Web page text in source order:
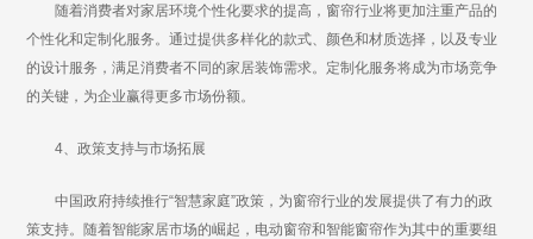
随着消费者对家居环境个性化要求的提高，窗帘行业将更加注重产品的
个性化和定制化服务。通过提供多样化的款式、颜色和材质选择，以及专业
的设计服务，满足消费者不同的家居装饰需求。定制化服务将成为市场竞争
的关键，为企业赢得更多市场份额。
4、政策支持与市场拓展
中国政府持续推行“智慧家庭”政策，为窗帘行业的发展提供了有力的政
策支持。随着智能家居市场的崛起，电动窗帘和智能窗帘作为其中的重要组